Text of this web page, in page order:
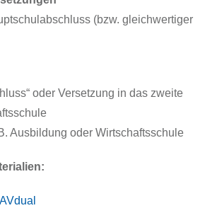
(bzw. gleichwertiger
oder Versetzung in das zweite
Ausbildung oder Wirtschaftsschule